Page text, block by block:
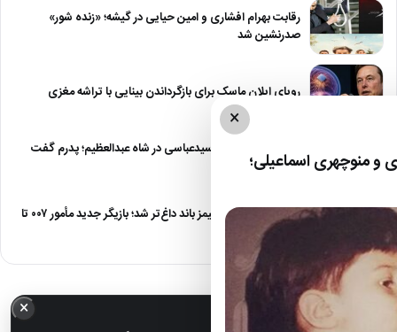
رقابت بهرام افشاری و امین حیایی در گیشه؛ «زنده شور»
صدرنشین شد
رویای ایلان ماسک برای بازگرداندن بینایی با تراشه مغزی
درگیری شدید داود سیدعباسی در شاه عبدالعظیم؛ پدرم گفت
طرف مُرد!
رقابت برای نقش جیمز باند داغ‌تر شد؛ بازیگر جدید مأمور ۰۰۷ تا
پایان…
×
منوچهری اسماعیلی؛
× خبر مهم